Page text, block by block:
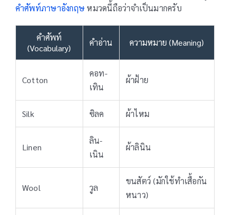
คำศัพท์ภาษาอังกฤษหมวดนี้ถือว่าจำเป็นมากครับ
คำศัพท์
(Vocabulary)
คำอ่าน ความหมาย (Meaning)
Cotton
คอท-
เทิน
ผ้าฝ้าย
Silk ซิลค ผ้าไหม
Linen
ลิน-
เนิน
ผ้าลินิน
Wool วูล
ขนสัตว์ (มักใช้ทำเสื้อกัน
หนาว)